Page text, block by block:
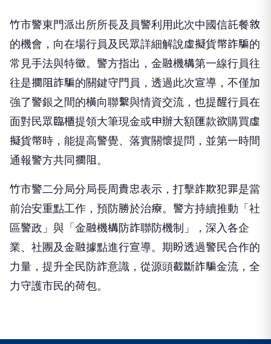
竹市警東門派出所所長及員警利用此次中國信託餐敘
的機會，向在場行員及民眾詳細解說虛擬貨幣詐騙的
常見手法與特徵。警方指出，金融機構第一線行員往
往是攔阻詐騙的關鍵守門員，透過此次宣導，不僅加
強了警銀之間的橫向聯繫與情資交流，也提醒行員在
面對民眾臨櫃提領大筆現金或申辦大額匯款欲購買虛
擬貨幣時，能提高警覺、落實關懷提問，並第一時間
通報警方共同攔阻。
竹市警二分局分局長周貴忠表示，打擊詐欺犯罪是當
前治安重點工作，預防勝於治療。警方持續推動「社
區警政」與「金融機構防詐聯防機制」，深入各企
業、社團及金融據點進行宣導。期盼透過警民合作的
力量，提升全民防詐意識，從源頭截斷詐騙金流，全
力守護市民的荷包。